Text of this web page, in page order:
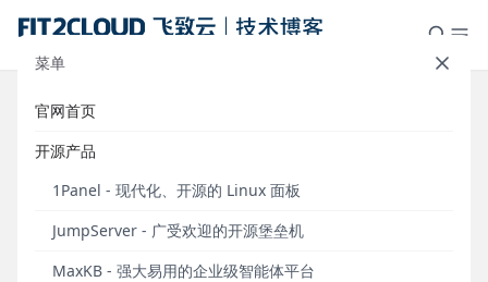
菜单
官网首页
开源产品
1Panel - 现代化、开源的 Linux 面板
JumpServer - 广受欢迎的开源堡垒机
MaxKB - 强大易用的企业级智能体平台
支持记录和审计上传/下载的文件内
容，支持控制用户连接资产的方